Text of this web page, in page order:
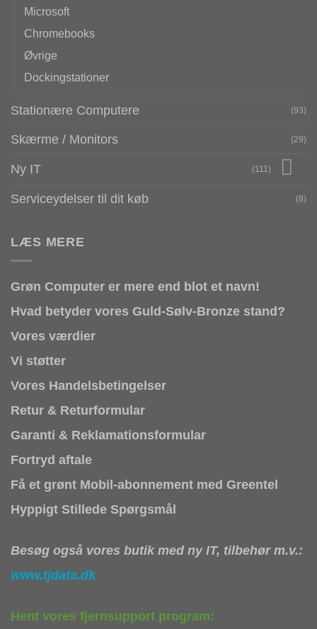
Microsoft
Chromebooks
Øvrige
Dockingstationer
Stationære Computere (93)
Skærme / Monitors (29)
Ny IT (111)
Serviceydelser til dit køb (8)
LÆS MERE
Grøn Computer er mere end blot et navn!
Hvad betyder vores Guld-Sølv-Bronze stand?
Vores værdier
Vi støtter
Vores Handelsbetingelser
Retur & Returformular
Garanti & Reklamationsformular
Fortryd aftale
Få et grønt Mobil-abonnement med Greentel
Hyppigt Stillede Spørgsmål
Besøg også vores butik med ny IT, tilbehør m.v.:
www.tjdata.dk
Hent vores fjernsupport program: